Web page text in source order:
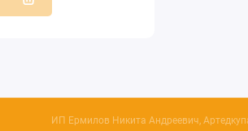
ИП Ермилов Никита Андреевич,